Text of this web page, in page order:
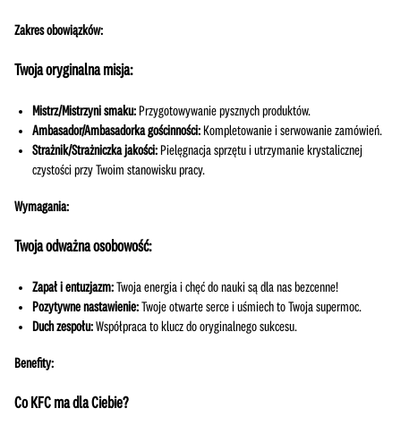
Zakres obowiązków:
Twoja oryginalna misja:
Mistrz/Mistrzyni smaku: Przygotowywanie pysznych produktów.
Ambasador/Ambasadorka gościnności: Kompletowanie i serwowanie zamówień.
Strażnik/Strażniczka jakości: Pielęgnacja sprzętu i utrzymanie krystalicznej
czystości przy Twoim stanowisku pracy.
Wymagania:
Twoja odważna osobowość:
Zapał i entuzjazm:Twoja energia i chęć do nauki są dla nas bezcenne!
Pozytywne nastawienie:Twoje otwarte serce i uśmiech to Twoja supermoc.
Duch zespołu:Współpraca to klucz do oryginalnego sukcesu.
Benefity:
Co KFC ma dla Ciebie?